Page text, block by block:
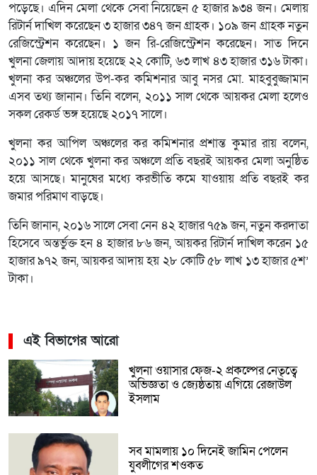
পড়েছে। এদিন মেলা থেকে সেবা নিয়েছেন ৫ হাজার ৯৩৪ জন। মেলায়
রিটার্ন দাখিল করেছেন ৩ হাজার ৩৪৭ জন গ্রাহক। ১০৯ জন গ্রাহক নতুন
রেজিস্ট্রেশন করেছেন। ১ জন রি-রেজিস্ট্রেশন করেছেন। সাত দিনে
খুলনা জেলায় আদায় হয়েছে ২২ কোটি, ৬৩ লাখ ৪৩ হাজার ৩১৬ টাকা।
খুলনা কর অঞ্চলের উপ-কর কমিশনার আবু নসর মো. মাহবুবুজ্জামান
এসব তথ্য জানান। তিনি বলেন, ২০১১ সাল থেকে আয়কর মেলা হলেও
সকল রেকর্ড ভঙ্গ হয়েছে ২০১৭ সালে।
খুলনা কর আপিল অঞ্চলের কর কমিশনার প্রশান্ত কুমার রায় বলেন,
২০১১ সাল থেকে খুলনা কর অঞ্চলে প্রতি বছরই আয়কর মেলা অনুষ্ঠিত
হয়ে আসছে। মানুষের মধ্যে করভীতি কমে যাওয়ায় প্রতি বছরই কর
জমার পরিমাণ বাড়ছে।
তিনি জানান, ২০১৬ সালে সেবা নেন ৪২ হাজার ৭৫৯ জন, নতুন করদাতা
হিসেবে অন্তর্ভুক্ত হন ৪ হাজার ৮৬ জন, আয়কর রিটার্ন দাখিল করেন ১৫
হাজার ৯৭২ জন, আয়কর আদায় হয় ২৮ কোটি ৫৮ লাখ ১৩ হাজার ৫শ’
টাকা।
এই বিভাগের আরো
খুলনা ওয়াসার ফেজ-২ প্রকল্পের নেতৃত্বে
অভিজ্ঞতা ও জ্যেষ্ঠতায় এগিয়ে রেজাউল
ইসলাম
সব মামলায় ১০ দিনেই জামিন পেলেন
যুবলীগের শওকত